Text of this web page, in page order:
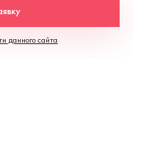
данного сайта